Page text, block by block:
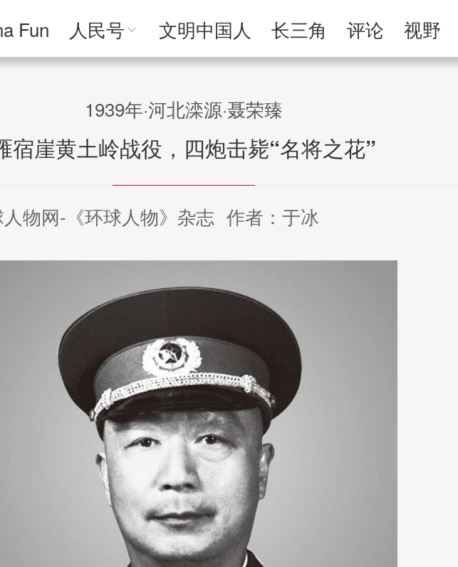
Fun 人民号 文明中国人 长三角 评论 视野
1939年·河北滦源·聂荣臻
宿崖黄土岭战役，四炮击毙“名将之花”
物网-《环球人物》杂志 作者：于冰